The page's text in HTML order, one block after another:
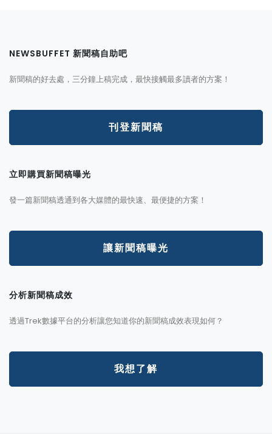
NEWSBUFFET 新聞稿自助吧
新聞稿的好去處，三分鐘上稿完成，最快接觸最多讀者的方案！
刊登新聞稿
立即購買新聞稿曝光
發一篇新聞稿透通到各大媒體的最快速、最便捷的方案！
讓新聞稿曝光
分析新聞稿成效
透過Trek數據平台的分析讓您知道你的新聞稿成效表現如何？
我想了解